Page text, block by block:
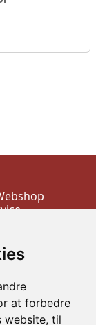
at forbedre
website, til
7600